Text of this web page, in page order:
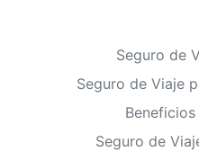
Seguro de
Seguro de Viaje
Seguro de